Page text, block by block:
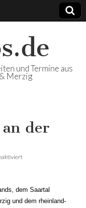
und Termine aus
Merzig
der
dem Saartal
und dem rheinland-